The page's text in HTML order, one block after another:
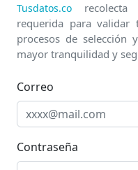
Tusdatos.co recolecta
requerida para
procesos de selección
mayor tranquilidad y
Correo
Contraseña